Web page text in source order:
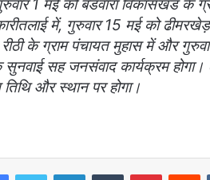
1 मई को बडवारा विकासखंड के
में, गुरुवार 15 मई को
के ग्राम पंचायत मुहास में और
सुनवाई सह जनसंवाद कार्यक्रम
तिथि और स्थान पर होगा।